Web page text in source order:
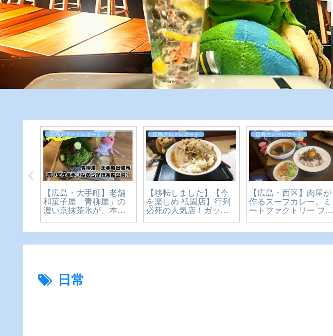
広島デザートレポート
【広島・大手町】老舗
和菓子屋「青柳屋」の
濃い京抹茶氷が、本気
と実食レビュー】
広島グルメレポート
【移転しました】【今
を楽しめ 祇園店】行列
必死の人気店！ガッツ
広島カレーレポート
【広島・西区】肉屋が
作るスープカレー。ミ
ートファクトリー フォ
日常